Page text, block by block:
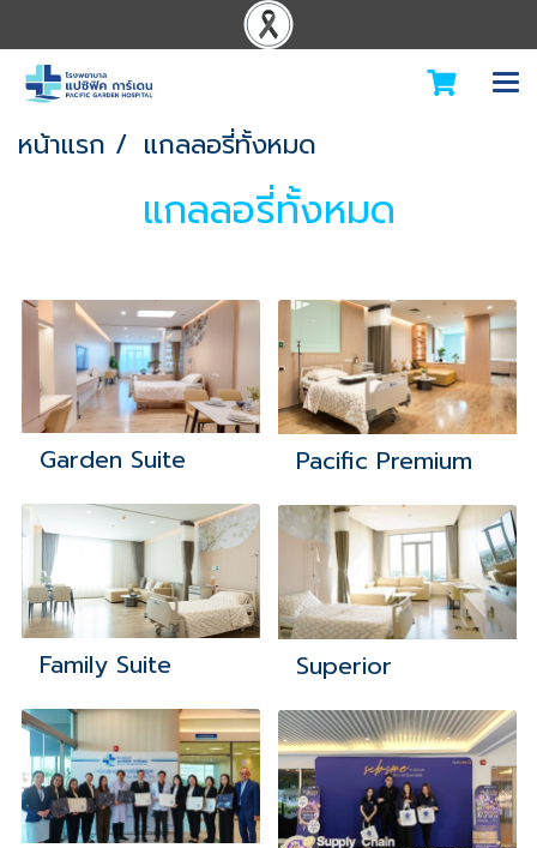
หน้าแรก แกลลอรี่ทั้งหมด
แกลลอรี่ทั้งหมด
Garden Suite Pacific Premium
Family Suite Superior